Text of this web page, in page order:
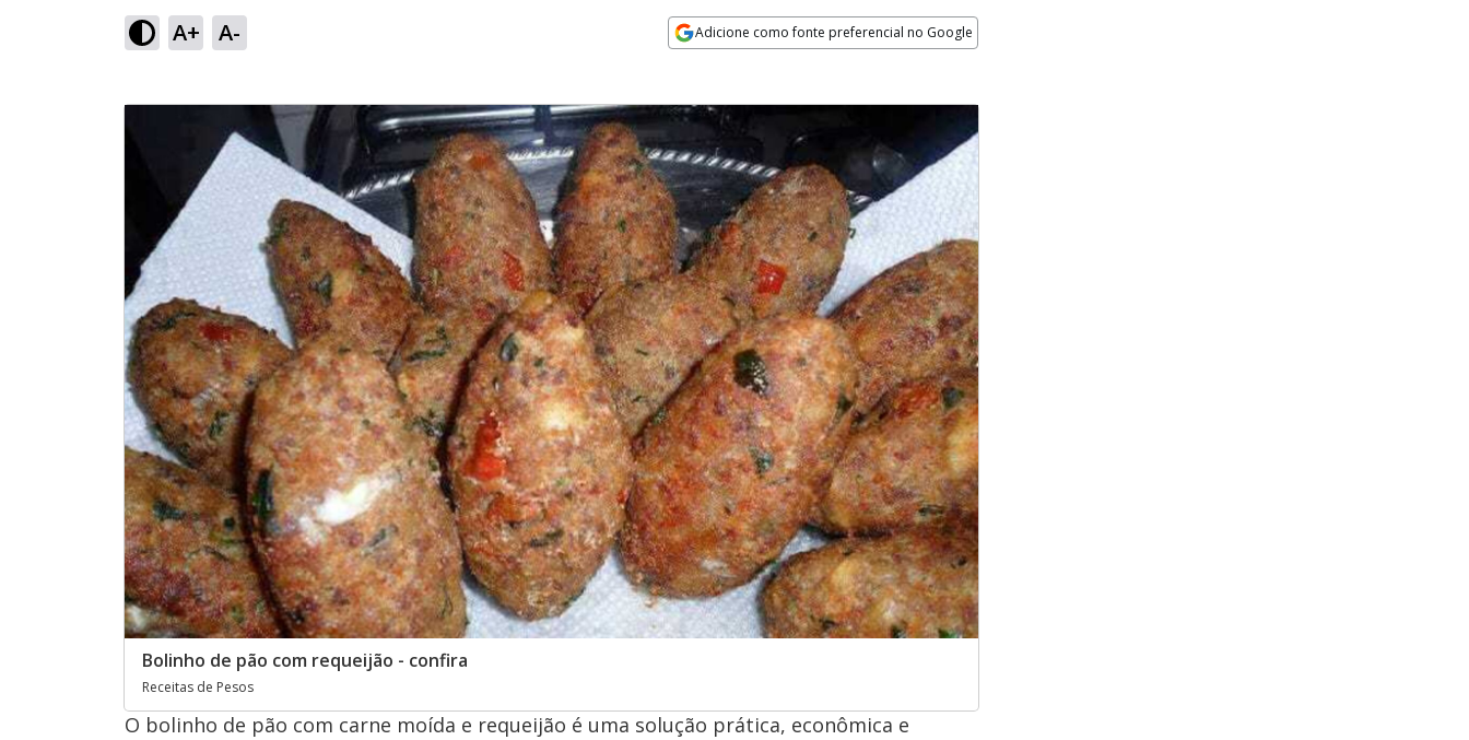
A+ A- Adicione como fonte preferencial no Google
Bolinho de pão com requeijão - confira
Receitas de Pesos
O bolinho de pão com carne moída e requeijão é uma solução prática, econômica e